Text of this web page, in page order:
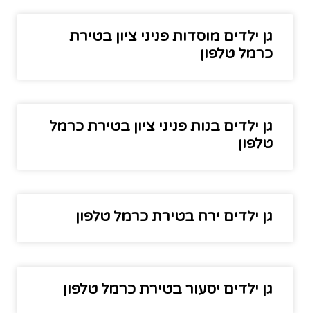
גן ילדים מוסדות פניני ציון בטירת
כרמל טלפון
גן ילדים בנות פניני ציון בטירת כרמל
טלפון
גן ילדים ירח בטירת כרמל טלפון
גן ילדים יסעור בטירת כרמל טלפון